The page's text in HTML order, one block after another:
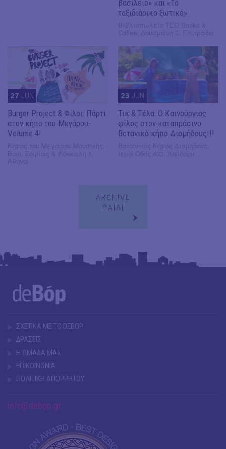
βασίλειο» και «Το
ταξιδιάρικο ξωτικό»
27 JUN
Burger Project & Φίλοι: Πάρτι
στον κήπο του Μεγάρου-
Volume 4!
23 JUN
Τικ & Τέλα: Ο Καινούργιος
φίλος στον καταπράσινο
Βοτανικό κήπο Διομήδους!!!
ARCHIVE
ΠΑΙΔΙ
ΣΧΕΤΙΚΑ ΜΕ ΤΟ DEBOP
ΔΡΑΣΕΙΣ
Η ΟΜΑΔΑ ΜΑΣ
ΕΠΙΚΟΙΝΩΝΙΑ
ΠΟΛΙΤΙΚΗ ΑΠΟΡΡΗΤΟΥ
info@debop.gr